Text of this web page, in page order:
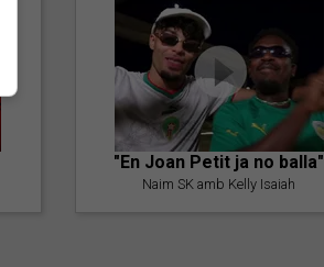
"En Joan Petit ja no balla"
Naim SK amb Kelly Isaiah